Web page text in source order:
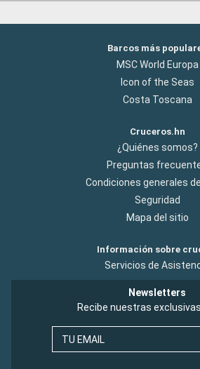
Barcos más
MSC World Europa
Icon of the Seas
Costa Toscana
Cruceros.hn
¿Quiénes somos?
Preguntas
Condiciones generales
Seguridad
Mapa del sitio
Información sobre
Servicios de
Newsletters
Recibe nuestras
TU EMAIL